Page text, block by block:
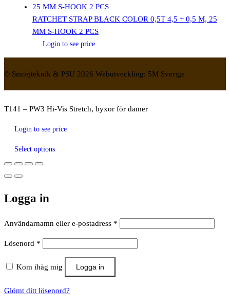
RATCHET STRAP BLACK COLOR 0,5T 4,5 + 0,5 M, 25
MM S-HOOK 2 PCS
Login to see price
© Smörjteknik & PSU 2026 Webutveckling: 5M Sverige
T141 – PW3 Hi-Vis Stretch, byxor för damer
Login to see price
Select options
Logga in
Användarnamn eller e-postadress *
Lösenord *
Kom ihåg mig Logga in
Glömt ditt lösenord?